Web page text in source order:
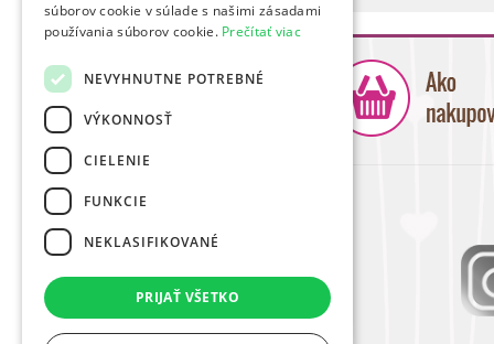
súborov cookie v súlade s našimi zásadami
používania súborov cookie. Prečítať viac
NEVYHNUTNE POTREBNÉ
VÝKONNOSŤ
CIELENIE
FUNKCIE
NEKLASIFIKOVANÉ
PRIJAŤ VŠETKO